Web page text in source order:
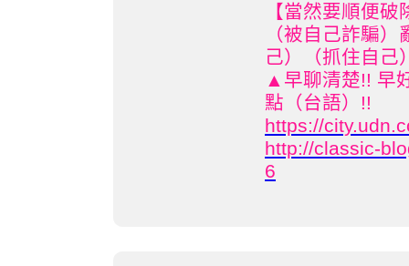
【當然要順便
（被自己詐騙
己）（抓住自己
▲早聊清楚!! 早
點（台語）!!
https://
http://classic-
6